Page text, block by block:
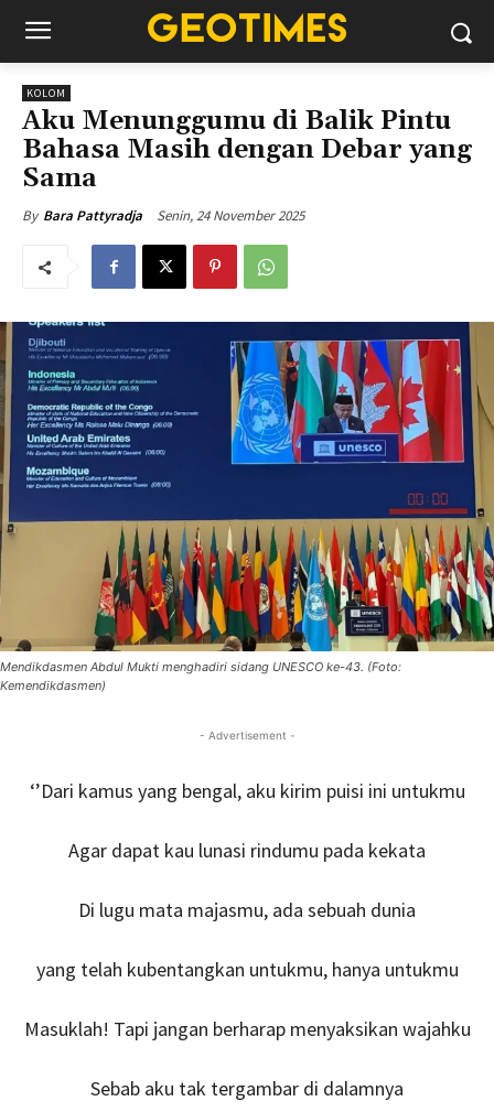
KOLOM
Aku Menunggumu di Balik Pintu
Bahasa Masih dengan Debar yang
Sama
By Bara Pattyradja Senin, 24 November 2025
Mendikdasmen Abdul Mukti menghadiri sidang UNESCO ke-43. (Foto:
Kemendikdasmen)
- Advertisement -
‘’Dari kamus yang bengal, aku kirim puisi ini untukmu
Agar dapat kau lunasi rindumu pada kekata
Di lugu mata majasmu, ada sebuah dunia
yang telah kubentangkan untukmu, hanya untukmu
Masuklah! Tapi jangan berharap menyaksikan wajahku
Sebab aku tak tergambar di dalamnya